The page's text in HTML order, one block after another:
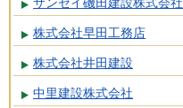
サンセイ磯田建設株式会社
株式会社早田工務店
株式会社井田建設
中里建設株式会社